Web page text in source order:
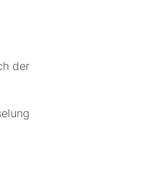
der